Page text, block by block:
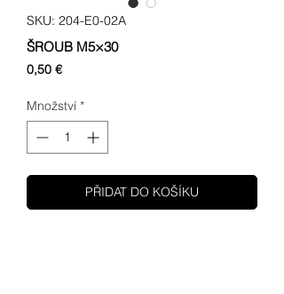
SKU: 204-E0-02A
ŠROUB M5×30
0,50 €Cena
Množství *
PŘIDAT DO KOŠÍKU